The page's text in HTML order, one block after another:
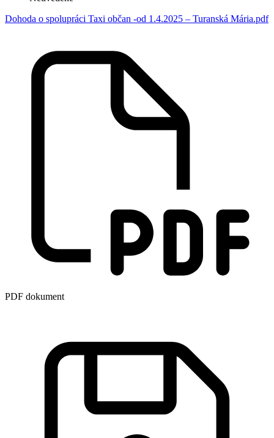
Dohoda o spolupráci Taxi občan -od 1.4.2025 – Turanská Mária.pdf
PDF dokument